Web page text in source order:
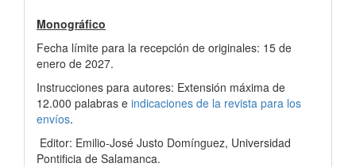
Monográfico
Fecha límite para la recepción de originales: 15 de
enero de 2027.
Instrucciones para autores: Extensión máxima de
12.000 palabras e indicaciones de la revista para los
envíos.
Editor: Emilio-José Justo Domínguez, Universidad
Pontificia de Salamanca.